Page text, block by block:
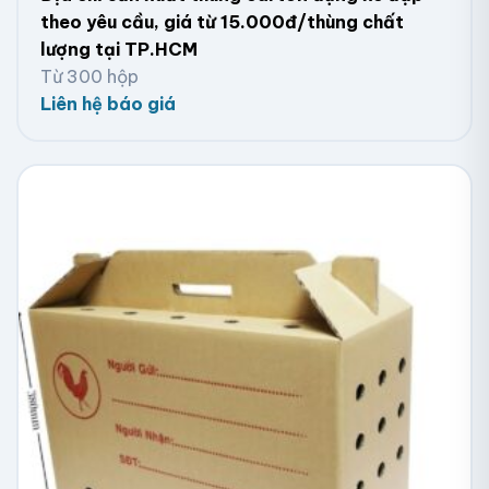
nhanh tại các tỉnh có sản lượng dừa lớn như Bến Tre,
Long An, Tiền Giang. Nhờ hệ thống vận chuyển chủ
động, thời gian giao hàng luôn đảm bảo đúng tiến độ,
đảm bảo không ảnh hưởng đến lịch xuất khẩu.
Xưởng In Viva – Cơ Sở Làm Thùng Carton Giá Rẻ, Uy Tín
Tại HCM – Hình minh họa
theo yêu cầu, giá từ 15.000đ/thùng chất
lượng tại TP.HCM
Từ 300 hộp
Liên hệ báo giá